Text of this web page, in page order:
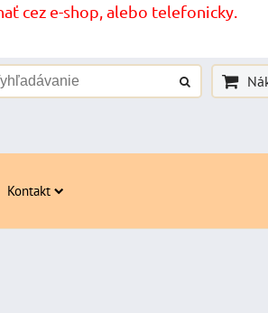
cez e-shop, alebo telefonicky.
Kontakt